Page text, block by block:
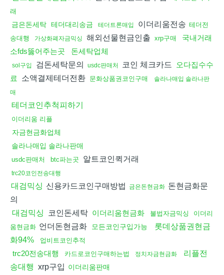
래
금은돈세탁 테더대리송금 테더트론매입 이더리움전송 테더전
송대행
가상화폐자금믹싱 해외선물현금인출 xrp구매
국내거래
소fds뚫어주는곳
돈세탁업체
sol구입 검돈세탁문의 usdc판매처 코인 체크카드
오다집수수
료
소액결제테더전환 문화상품권코인구매
솔라나매입 솔라나판
매
테더코인추척피하기
이더리움 리플
자금현금화업체
솔라나매입 솔라나판매
usdc판매처 btc파는곳 알트코인퀵거래
trc20코인전송대행
대검믹싱 신용카드코인구매방법 금은돈현금화 돈현금화문
의
대검믹싱 코인돈세탁 이더리움현금화 불법자금믹싱
이더리
움현금화 언더돈현금화 모든코인구입가능
롯데상품권현금
화94%
업비트코인추적
trc20전송대행 카드로코인구매하는법 정치자금현금화
리플전
송대행 xrp구입 이더리움판매